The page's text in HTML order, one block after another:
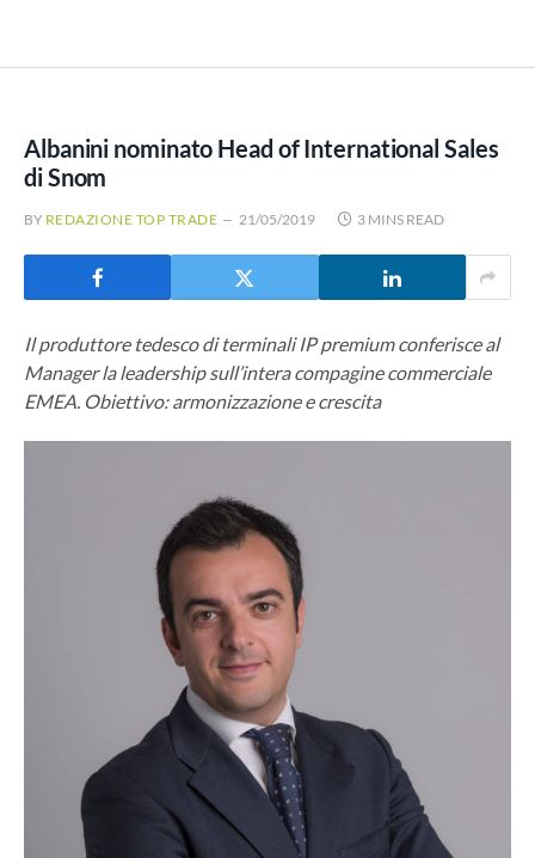
Albanini nominato Head of International Sales
di Snom
BY REDAZIONE TOP TRADE 21/05/2019 3 MINS READ
Il produttore tedesco di terminali IP premium conferisce al
Manager la leadership sull’intera compagine commerciale
EMEA. Obiettivo: armonizzazione e crescita